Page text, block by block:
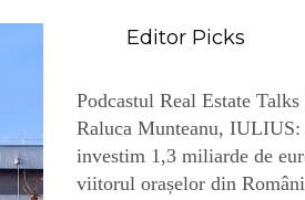
Editor Picks
Podcastul Real Estate Talks
Raluca Munteanu, IULIUS:
investim 1,3 miliarde de
viitorul orașelor din